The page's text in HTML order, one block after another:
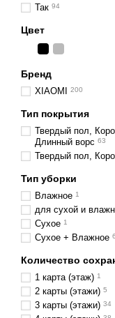
Так 94
Цвет
Бренд
XIAOMI 200
Тип покрытия
Твердый пол,
Длинный ворс 63
Твердый пол,
Тип уборки
Влажное 1
для сухой и
Сухое 1
Сухое + Влажное
Количество
1 карта (этаж) 1
2 карты (этажи) 5
3 карты (этажи) 34